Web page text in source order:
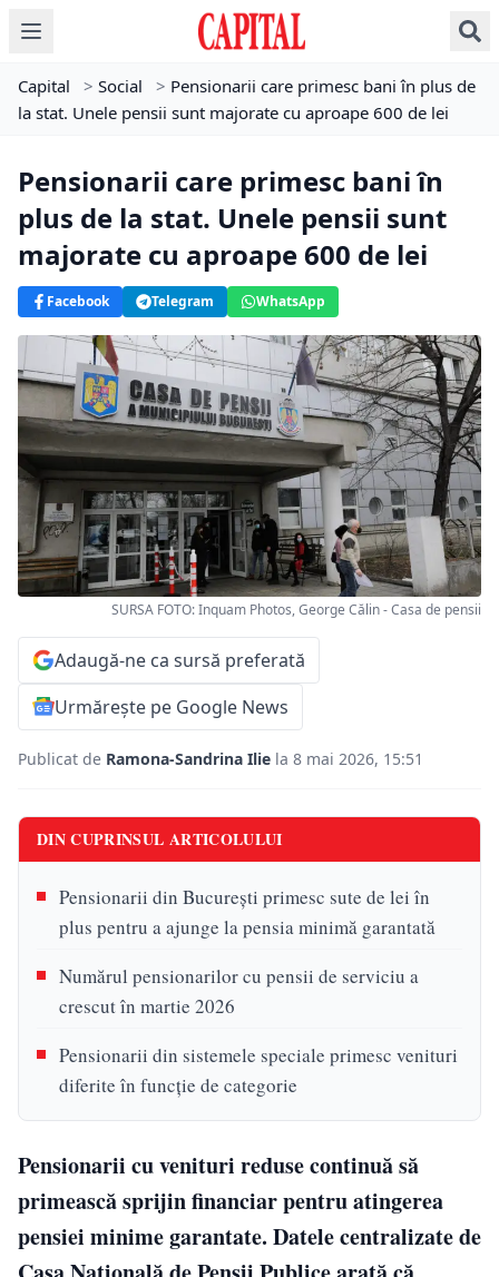
Capital > Social > Pensionarii care primesc bani în plus de
la stat. Unele pensii sunt majorate cu aproape 600 de lei
Pensionarii care primesc bani în
plus de la stat. Unele pensii sunt
majorate cu aproape 600 de lei
Facebook Telegram WhatsApp
SURSA FOTO: Inquam Photos, George Călin - Casa de pensii
Adaugă-ne ca sursă preferată
Urmărește pe Google News
Publicat de Ramona-Sandrina Ilie la 8 mai 2026, 15:51
DIN CUPRINSUL ARTICOLULUI
Pensionarii din București primesc sute de lei în
plus pentru a ajunge la pensia minimă garantată
Numărul pensionarilor cu pensii de serviciu a
crescut în martie 2026
Pensionarii din sistemele speciale primesc venituri
diferite în funcție de categorie
Pensionarii cu venituri reduse continuă să
primească sprijin financiar pentru atingerea
pensiei minime garantate. Datele centralizate de